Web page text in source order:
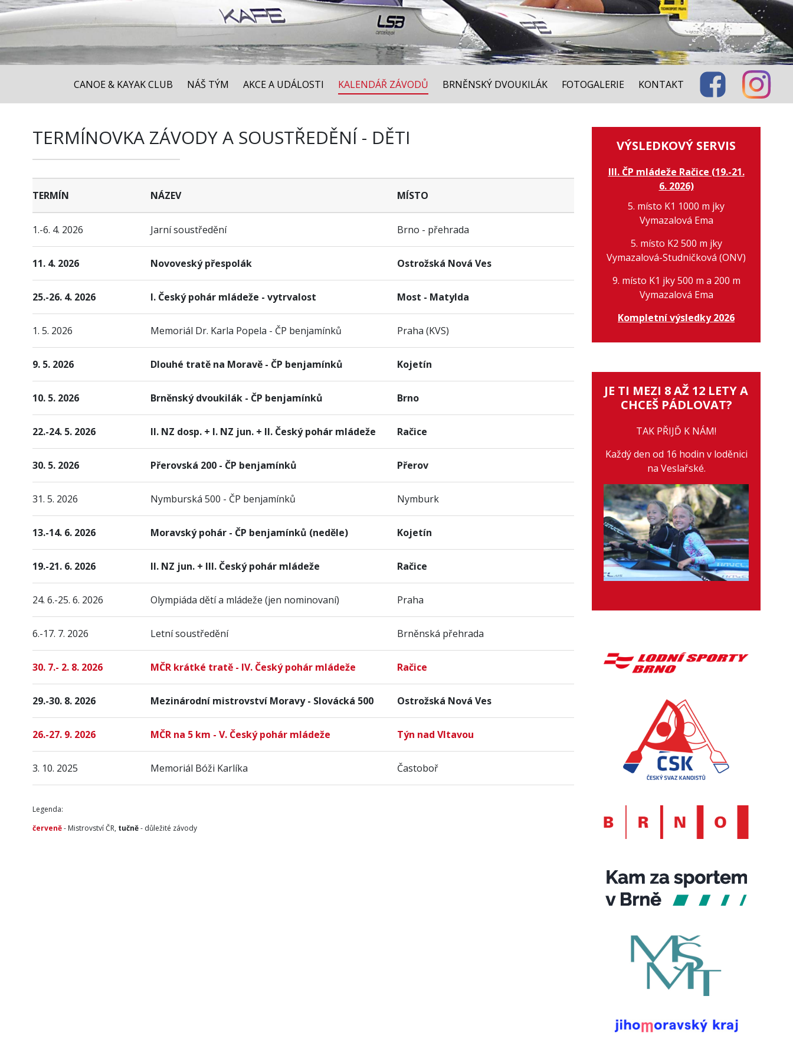
CANOE & KAYAK CLUB NÁŠ TÝM AKCE A UDÁLOSTI KALENDÁŘ ZÁVODŮ BRNĚNSKÝ DVOUKILÁK FOTOGALERIE KONTAKT
TERMÍNOVKA ZÁVODY A SOUSTŘEDĚNÍ - DĚTI
TERMÍN NÁZEV MÍSTO
1.-6. 4. 2026 Jarní soustředění Brno - přehrada
11. 4. 2026 Novoveský přespolák Ostrožská Nová Ves
25.-26. 4. 2026 I. Český pohár mládeže - vytrvalost Most - Matylda
1. 5. 2026 Memoriál Dr. Karla Popela - ČP benjamínků Praha (KVS)
9. 5. 2026 Dlouhé tratě na Moravě - ČP benjamínků Kojetín
10. 5. 2026 Brněnský dvoukilák - ČP benjamínků Brno
22.-24. 5. 2026 II. NZ dosp. + I. NZ jun. + II. Český pohár mládeže Račice
30. 5. 2026 Přerovská 200 - ČP benjamínků Přerov
31. 5. 2026 Nymburská 500 - ČP benjamínků Nymburk
13.-14. 6. 2026 Moravský pohár - ČP benjamínků (neděle) Kojetín
19.-21. 6. 2026 II. NZ jun. + III. Český pohár mládeže Račice
24. 6.-25. 6. 2026 Olympiáda dětí a mládeže (jen nominovaní) Praha
6.-17. 7. 2026 Letní soustředění Brněnská přehrada
30. 7.- 2. 8. 2026 MČR krátké tratě - IV. Český pohár mládeže Račice
29.-30. 8. 2026 Mezinárodní mistrovství Moravy - Slovácká 500 Ostrožská Nová Ves
26.-27. 9. 2026 MČR na 5 km - V. Český pohár mládeže Týn nad Vltavou
3. 10. 2025 Memoriál Bóži Karlíka Častoboř
Legenda:
červeně- Mistrovství ČR, tučně- důležité závody
VÝSLEDKOVÝ SERVIS
III. ČP mládeže Račice (19.-21.
6. 2026)
5. místo K1 1000 m jky
Vymazalová Ema
5. místo K2 500 m jky
Vymazalová-Studničková (ONV)
9. místo K1 jky 500 m a 200 m
Vymazalová Ema
Kompletní výsledky 2026
JE TI MEZI 8 AŽ 12 LETY A
CHCEŠ PÁDLOVAT?
TAK PŘIJĎ K NÁM!
Každý den od 16 hodin v loděnici
na Veslařské.